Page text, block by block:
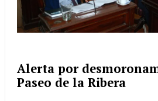
Alerta por
Paseo de la Ribera